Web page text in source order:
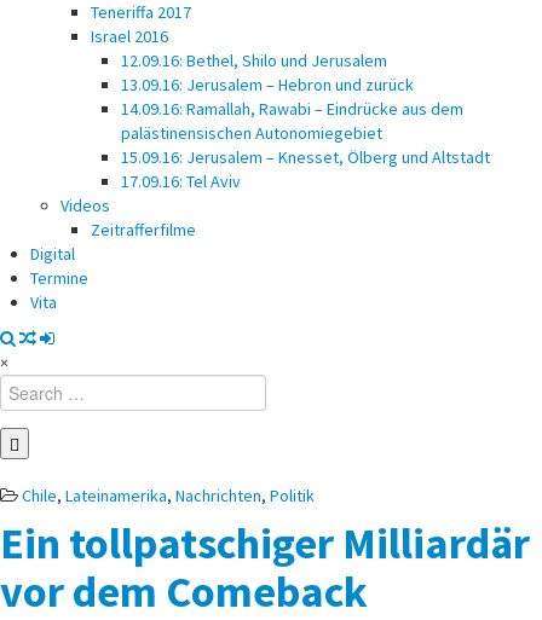
Teneriffa 2017
Israel 2016
12.09.16: Bethel, Shilo und Jerusalem
13.09.16: Jerusalem – Hebron und zurück
14.09.16: Ramallah, Rawabi – Eindrücke aus dem
palästinensischen Autonomiegebiet
15.09.16: Jerusalem – Knesset, Ölberg und Altstadt
17.09.16: Tel Aviv
Videos
Zeitrafferfilme
Digital
Termine
Vita
×
Search
for:
Posted
Chile, Lateinamerika, Nachrichten, Politik
Ein tollpatschiger Milliardär
vor dem Comeback